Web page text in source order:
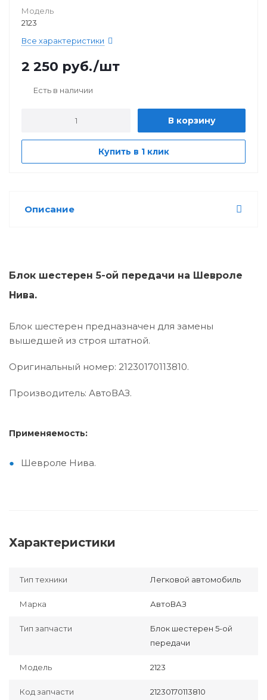
Модель
2123
Все характеристики
2 250 руб./шт
Есть в наличии
В корзину
Купить в 1 клик
Описание
Блок шестерен 5-ой передачи на Шевроле
Нива.
Блок шестерен предназначен для замены
вышедшей из строя штатной.
Оригинальный номер: 21230170113810.
Производитель: АвтоВАЗ.
Применяемость:
Шевроле Нива.
Характеристики
Тип техники Легковой автомобиль
Марка АвтоВАЗ
Тип запчасти
Блок шестерен 5-ой
передачи
Модель 2123
Код запчасти 21230170113810